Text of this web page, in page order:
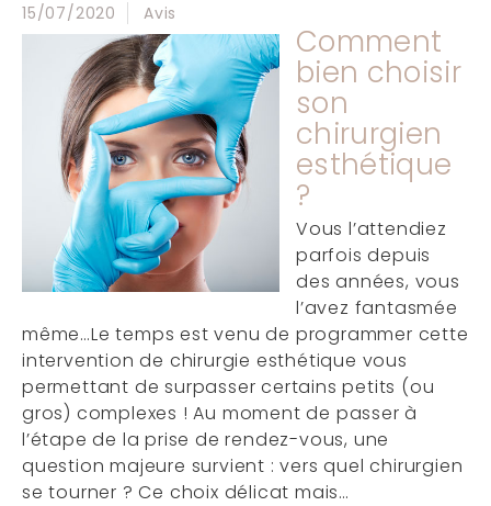
15/07/2020 Avis
Comment
bien choisir
son
chirurgien
esthétique
?
Vous l’attendiez
parfois depuis
des années, vous
l’avez fantasmée
même…Le temps est venu de programmer cette
intervention de chirurgie esthétique vous
permettant de surpasser certains petits (ou
gros) complexes ! Au moment de passer à
l’étape de la prise de rendez-vous, une
question majeure survient : vers quel chirurgien
se tourner ? Ce choix délicat mais…